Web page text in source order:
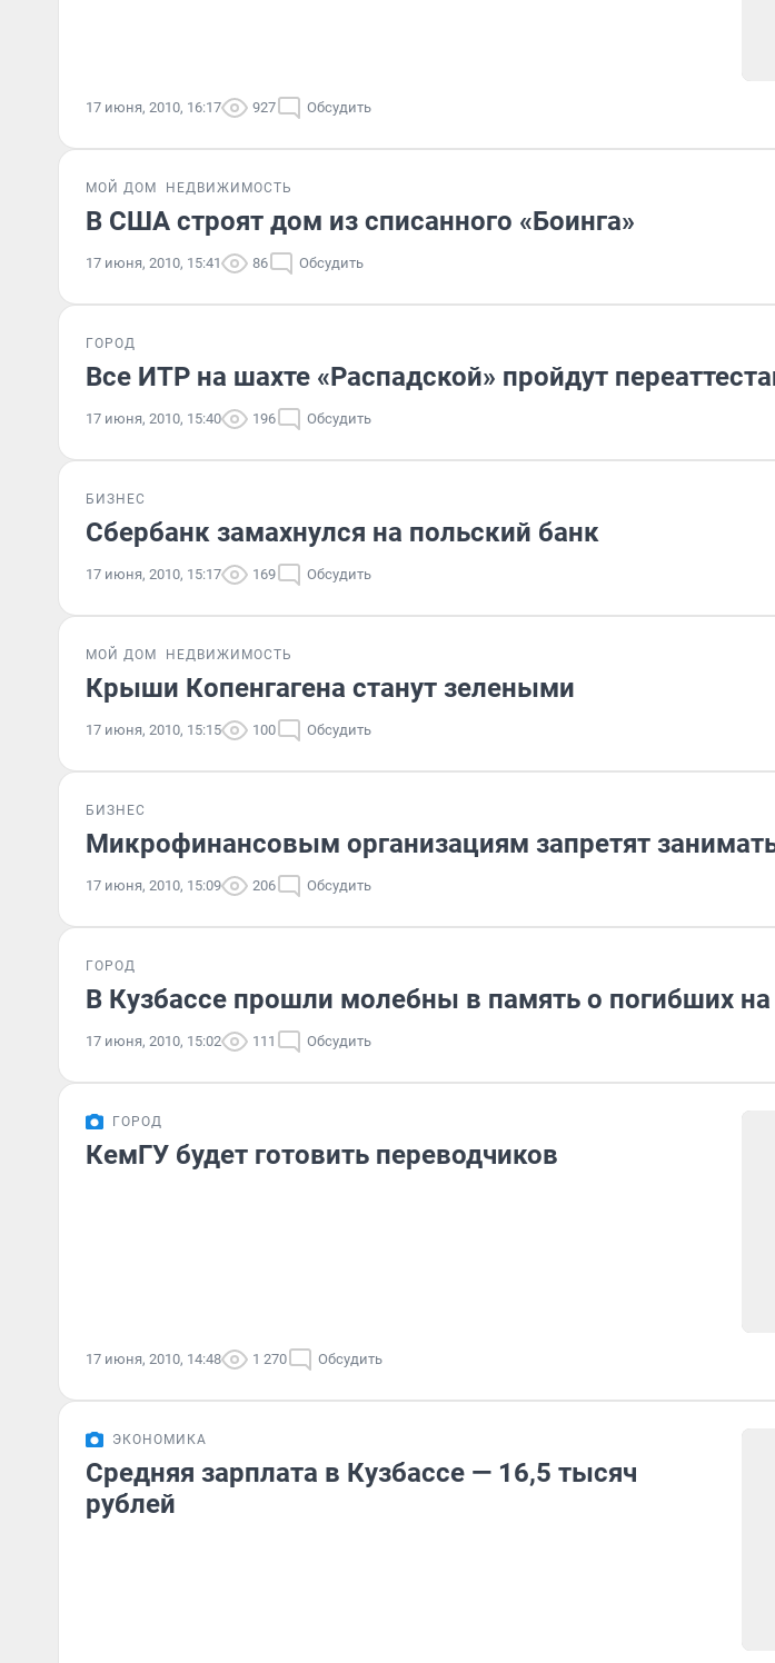
17 июня, 2010, 16:17 927 Обсудить
МОЙ ДОМ НЕДВИЖИМОСТЬ
В США строят дом из списанного «Боинга»
17 июня, 2010, 15:41 86 Обсудить
ГОРОД
Все ИТР на шахте «Распадской» пройдут
17 июня, 2010, 15:40 196 Обсудить
БИЗНЕС
Сбербанк замахнулся на польский банк
17 июня, 2010, 15:17 169 Обсудить
МОЙ ДОМ НЕДВИЖИМОСТЬ
Крыши Копенгагена станут зелеными
17 июня, 2010, 15:15 100 Обсудить
БИЗНЕС
Микрофинансовым организациям запретят
17 июня, 2010, 15:09 206 Обсудить
ГОРОД
В Кузбассе прошли молебны в память о погибших на
17 июня, 2010, 15:02 111 Обсудить
ГОРОД
КемГУ будет готовить переводчиков
17 июня, 2010, 14:48 1 270 Обсудить
ЭКОНОМИКА
Средняя зарплата в Кузбассе — 16,5 тысяч
рублей